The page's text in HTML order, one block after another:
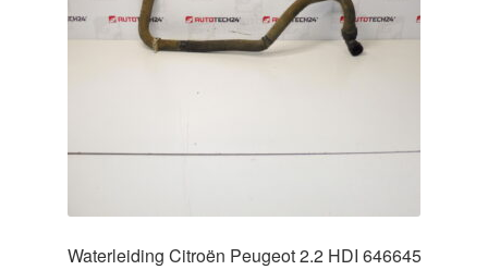
Waterleiding Citroën Peugeot 2.2 HDI 646645